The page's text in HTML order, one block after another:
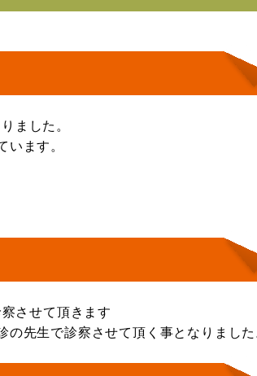
ました。
います。
させて頂きます
先生で診察させて頂く事となりました